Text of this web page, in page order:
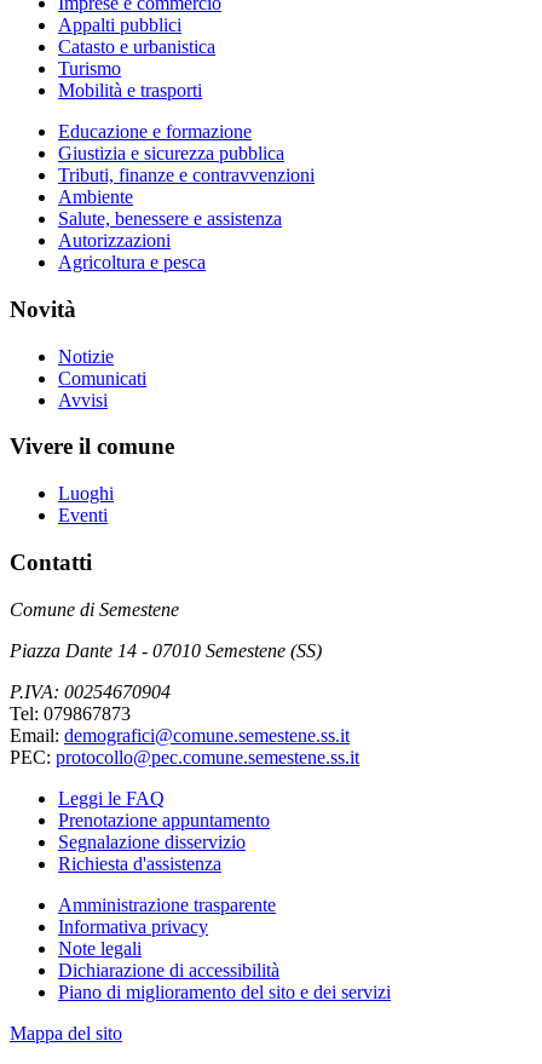
Appalti pubblici
Catasto e urbanistica
Turismo
Mobilità e trasporti
Educazione e formazione
Giustizia e sicurezza pubblica
Tributi, finanze e contravvenzioni
Ambiente
Salute, benessere e assistenza
Autorizzazioni
Agricoltura e pesca
Novità
Notizie
Comunicati
Avvisi
Vivere il comune
Luoghi
Eventi
Contatti
Comune di Semestene
Piazza Dante 14 - 07010 Semestene (SS)
P.IVA: 00254670904
Tel: 079867873
Email: demografici@comune.semestene.ss.it
PEC: protocollo@pec.comune.semestene.ss.it
Leggi le FAQ
Prenotazione appuntamento
Segnalazione disservizio
Richiesta d'assistenza
Amministrazione trasparente
Informativa privacy
Note legali
Dichiarazione di accessibilità
Piano di miglioramento del sito e dei servizi
Mappa del sito